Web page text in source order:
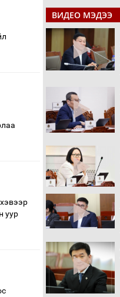
уур
ВИДЕО МЭДЭЭ